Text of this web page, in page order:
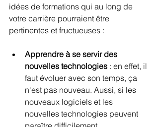
idées de formations qui au long de
votre carrière pourraient être
pertinentes et fructueuses :
Apprendre à se servir des
nouvelles technologies : en effet, il
faut évoluer avec son temps, ça
n'est pas nouveau. Aussi, si les
nouveaux logiciels et les
nouvelles technologies peuvent